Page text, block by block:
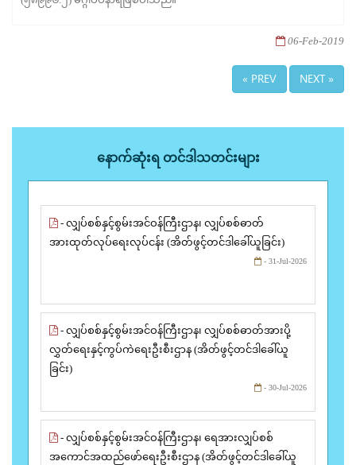
06-Feb-2019
« PREV NEXT »
နောက်ဆုံးရ တင်ဒါသတင်းများ
- လျှပ်စစ်နှင့်စွမ်းအင်ဝန်ကြီးဌာန၊ လျှပ်စစ်ဓာတ်
အားထုတ်လုပ်ရေးလုပ်ငန်း (အိတ်ဖွင့်တင်ဒါခေါ်ယူခြင်း)
- 31-Jul-2026
- လျှပ်စစ်နှင့်စွမ်းအင်ဝန်ကြီးဌာန၊ လျှပ်စစ်ဓာတ်အားပို့
လွှတ်ရေးနှင့်ကွပ်ကဲရေးဦးစီးဌာန (အိတ်ဖွင့်တင်ဒါခေါ်ယူ
ခြင်း)
- 30-Jul-2026
- လျှပ်စစ်နှင့်စွမ်းအင်ဝန်ကြီးဌာန၊ ရေအားလျှပ်စစ်
အကောင်အထည်ဖော်ရေးဦးစီးဌာန (အိတ်ဖွင့်တင်ဒါခေါ်ယူ